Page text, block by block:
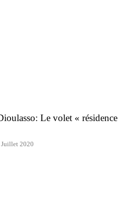
Le volet « résidence
Juillet 2020